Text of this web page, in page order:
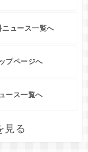
ュース一覧へ
プページへ
ース一覧へ
見る